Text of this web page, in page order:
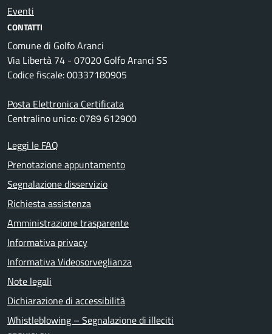
Eventi
CONTATTI
Comune di Golfo Aranci
Via Libertà 74 - 07020 Golfo Aranci SS
Codice fiscale: 00337180905
Posta Elettronica Certificata
Centralino unico: 0789 612900
Leggi le FAQ
Prenotazione appuntamento
Segnalazione disservizio
Richiesta assistenza
Amministrazione trasparente
Informativa privacy
Informativa Videosorveglianza
Note legali
Dichiarazione di accessibilità
Whistleblowing – Segnalazione di illeciti